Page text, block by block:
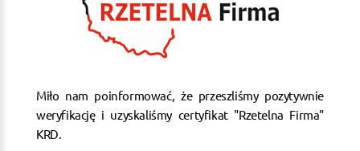
Miło nam poinformować, że przeszliśmy pozytywnie
weryfikację i uzyskaliśmy certyfikat "Rzetelna Firma"
KRD.